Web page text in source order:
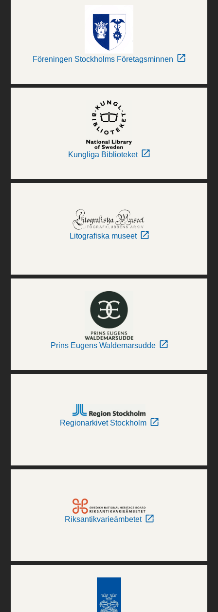
Föreningen Stockholms Företagsminnen
Kungliga Biblioteket
Litografiska museet
Prins Eugens Waldemarsudde
Regionarkivet Stockholm
Riksantikvarieämbetet